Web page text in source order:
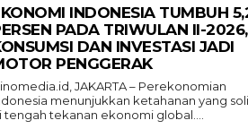
INDONESIA TUMBUH
PADA TRIWULAN II-2026,
DAN INVESTASI JADI
PENGGERAK
JAKARTA – Perekonomian
menunjukkan ketahanan yang
tengah tekanan ekonomi global....